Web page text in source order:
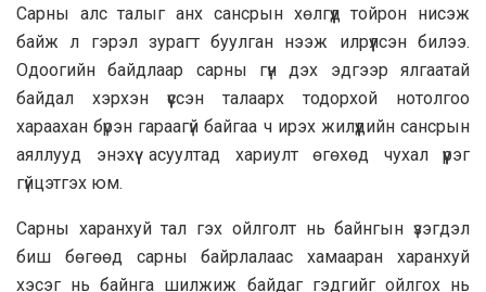
Сарны алс талыг анх сансрын хөлгүүд тойрон нисэж
байж л гэрэл зурагт буулган нээж илрүүлсэн билээ.
Одоогийн байдлаар сарны гүн дэх эдгээр ялгаатай
байдал хэрхэн үүссэн талаарх тодорхой нотолгоо
хараахан бүрэн гараагүй байгаа ч ирэх жилүүдийн сансрын
аяллууд энэхүү асуултад хариулт өгөхөд чухал үүрэг
гүйцэтгэх юм.
Сарны харанхуй тал гэх ойлголт нь байнгын үзэгдэл
биш бөгөөд сарны байрлалаас хамааран харанхуй
хэсэг нь байнга шилжиж байдаг гэдгийг ойлгох нь